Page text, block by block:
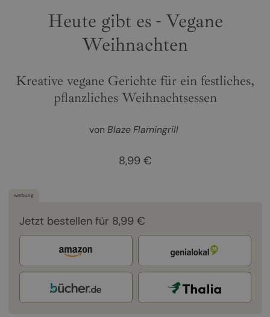
Heute gibt es - Vegane
Weihnachten
Kreative vegane Gerichte für ein festliches,
pflanzliches Weihnachtsessen
vonBlaze Flamingrill
8,99 €
werbung
Jetzt bestellen für 8,99 €